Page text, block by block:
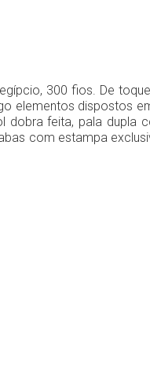
300 fios. De
elementos dispostos
feita, pala dupla
com estampa